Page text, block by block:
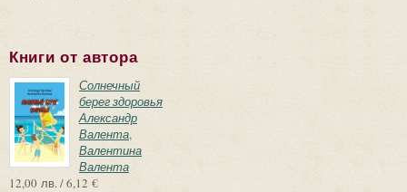
Книги от автора
Солнечный
берег здоровья
Александр
Валента,
Валентина
Валента
12,00 лв. / 6,12 €